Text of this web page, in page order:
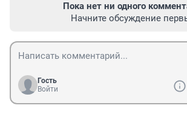
Пока нет ни одного
Начните обсуждение
Гость
Войти